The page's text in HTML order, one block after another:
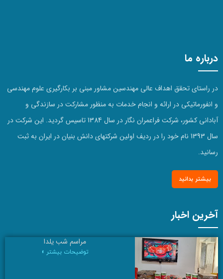
درباره ما
در راستای تحقق اهداف عالی مهندسین مشاور مبنی بر بکارگیری علوم مهندسی
و انفورماتیکی در ارائه و انجام خدمات به منظور مشارکت در سازندگی و
آبادانی کشور، شرکت فراعمران نگار در سال 1384 تاسیس گردید. این شرکت در
سال 1393 نام خود را در ردیف اولین شرکتهای دانش بنیان در ایران به ثبت
رسانید.
بیشتر بدانید
آخرین اخبار
مراسم شب یلدا
توضیحات بیشتر »